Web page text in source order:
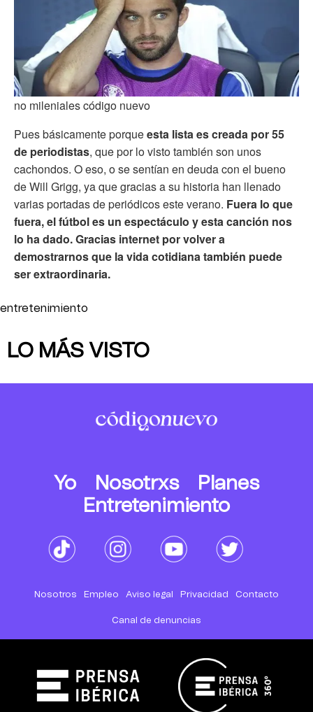
no mileniales código nuevo
Pues básicamente porqueesta lista es creada por 55
de periodistas, que por lo visto también son unos
cachondos. O eso, o se sentían en deuda con el bueno
de Will Grigg, ya que gracias a su historia han llenado
varias portadas de periódicos este verano. Fuera lo que
fuera, el fútbol es un espectáculo y esta canción nos
lo ha dado. Gracias internet por volver a
demostrarnos que la vida cotidiana también puede
ser extraordinaria.
entretenimiento
LO MÁS VISTO
Yo Nosotrxs
Planes
Entretenimiento
Nosotros Empleo Aviso legal Privacidad Contacto
Canal de denuncias